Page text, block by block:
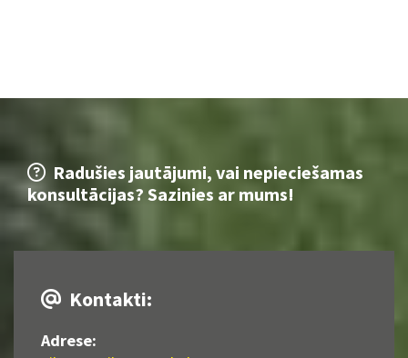
 Radušies jautājumi, vai nepieciešamas
konsultācijas? Sazinies ar mums!
 Kontakti:
Adrese: